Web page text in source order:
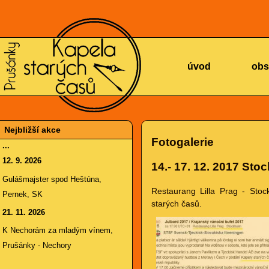
KAPELA
STARÝCH
úvod
Nejbližší akce
...
12. 9. 2026
Gulášmajster spod Heštúna,
Pernek, SK
21. 11. 2026
K Nechorám za mladým vínem,
Prušánky - Nechory
Fotogalerie
14.- 17. 12. 2017
Restaurang Lilla Prag -
starých časů.